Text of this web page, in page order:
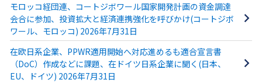
モロッコ経団連、コートジボワール国家開発計画の資金調達
会合に参加、投資拡大と経済連携強化を呼びかけ(コートジボ
ワール、モロッコ) 2026年7月31日
在欧日系企業、PPWR適用開始へ対応進めるも適合宣言書
（DoC）作成などに課題、在ドイツ日系企業に聞く(日本、
EU、ドイツ) 2026年7月31日